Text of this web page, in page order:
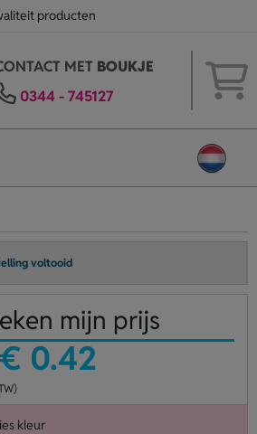
producten
MET BOUKJE
0344 - 745127
voltooid
mijn prijs
€ 0.42
kleur